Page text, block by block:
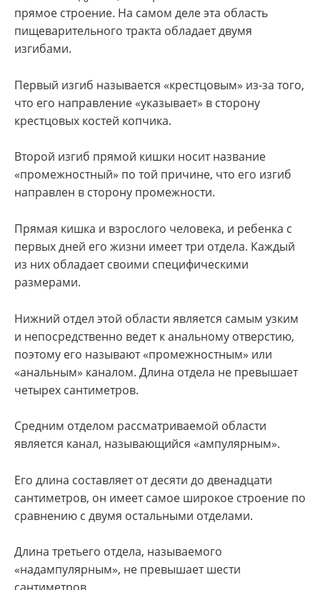
прямое строение. На самом деле эта область
пищеварительного тракта обладает двумя
изгибами.
Первый изгиб называется «крестцовым» из-за того,
что его направление «указывает» в сторону
крестцовых костей копчика.
Второй изгиб прямой кишки носит название
«промежностный» по той причине, что его изгиб
направлен в сторону промежности.
Прямая кишка и взрослого человека, и ребенка с
первых дней его жизни имеет три отдела. Каждый
из них обладает своими специфическими
размерами.
Нижний отдел этой области является самым узким
и непосредственно ведет к анальному отверстию,
поэтому его называют «промежностным» или
«анальным» каналом. Длина отдела не превышает
четырех сантиметров.
Средним отделом рассматриваемой области
является канал, называющийся «ампулярным».
Его длина составляет от десяти до двенадцати
сантиметров, он имеет самое широкое строение по
сравнению с двумя остальными отделами.
Длина третьего отдела, называемого
«надампулярным», не превышает шести